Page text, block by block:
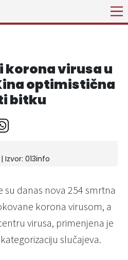
korona virusa u
optimistična
bitku
Izvor: 013info
su danas nova 254 smrtna
korona virusom, a
virusa, primenjena je
slučajeva.